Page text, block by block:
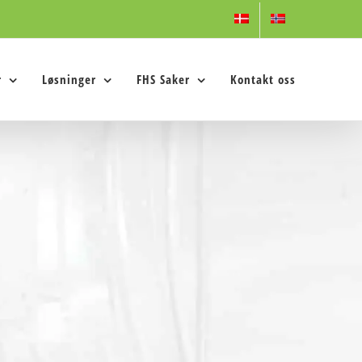
Løsninger FHS Saker Kontakt oss